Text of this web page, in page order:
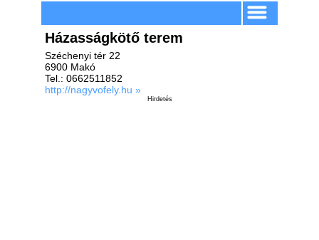
Házasságkötő terem
Széchenyi tér 22
6900 Makó
Tel.: 0662511852
http://nagyvofely.hu »
Hirdetés